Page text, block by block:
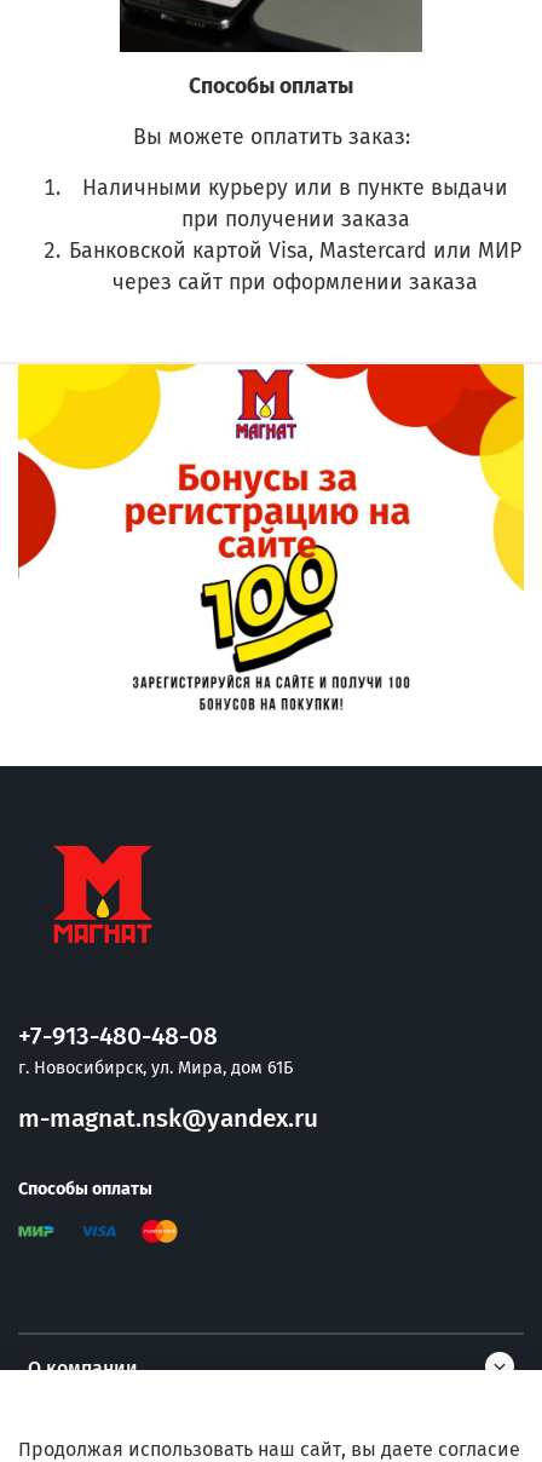
Способы оплаты
Вы можете оплатить заказ:
Наличными курьеру или в пункте выдачи
при получении заказа
Банковской картой Visa, Mastercard или МИР
через сайт при оформлении заказа
О компании
Информация
+7-913-480-48-08
г. Новосибирск, ул. Мира, дом 61Б
m-magnat.nsk@yandex.ru
Способы оплаты
Продолжая использовать наш сайт, вы даете согласие